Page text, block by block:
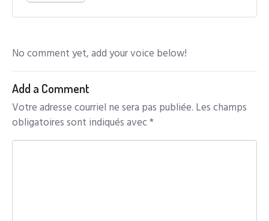
No comment yet, add your voice below!
Add a Comment
Votre adresse courriel ne sera pas publiée. Les champs
obligatoires sont indiqués avec*
C